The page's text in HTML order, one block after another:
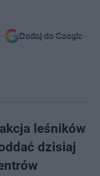
Dodaj do Google
leśników
dzisiaj